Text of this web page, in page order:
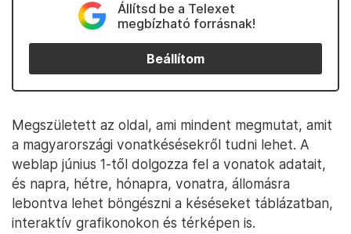
Állítsd be a Telexet
megbízható forrásnak!
Beállítom
Megszületett az oldal, ami mindent megmutat, amit
a magyarországi vonatkésésekről tudni lehet. A
weblap június 1-től dolgozza fel a vonatok adatait,
és napra, hétre, hónapra, vonatra, állomásra
lebontva lehet böngészni a késéseket táblázatban,
interaktív grafikonokon és térképen is.